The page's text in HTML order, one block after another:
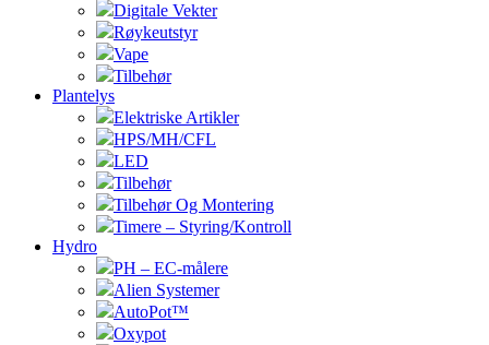
Digitale Vekter
Røykeutstyr
Vape
Tilbehør
Plantelys
Elektriske Artikler
HPS/MH/CFL
LED
Tilbehør
Tilbehør Og Montering
Timere – Styring/Kontroll
Hydro
PH – EC-målere
Alien Systemer
AutoPot™
Oxypot